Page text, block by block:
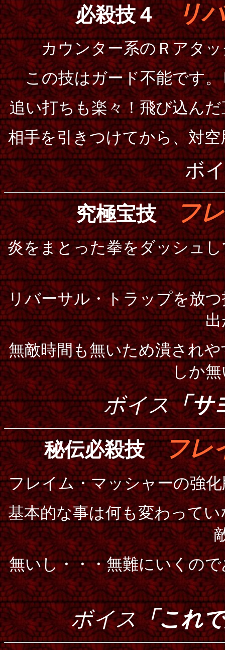
必殺技４
リ
カウンター系のＲアタ
この技はガード不能です
追い打ちも楽々！飛び込ん
相手を引きつけてから、対
ボ
究極宝技フ
炎をまとった拳をダッシュ
リバーサル・トラップを放
無敵時間も無いため潰され
しか
ボイス「サ
秘伝必殺技 フレ
フレイム・マッシャーの強
基本的な事は何も変わって
無いし・・・無難にいくの
ボイス「これ